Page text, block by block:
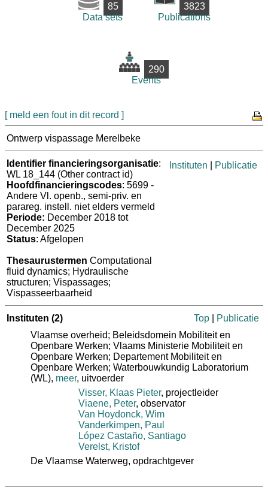
85
Data sets
3823
Publications
290
Events
[ meld een fout in dit record ]
Ontwerp vispassage Merelbeke
Identifier financieringsorganisatie:
WL 18_144 (Other contract id)
Hoofdfinancieringscodes: 5699 -
Andere Vl. openb., semi-priv. en
parareg. instell. niet elders vermeld
Periode: December 2018 tot
December 2025
Status: Afgelopen
Thesaurustermen Computational
fluid dynamics; Hydraulische
structuren; Vispassages;
Vispasseerbaarheid
Instituten Publicatie
Instituten (2) Top
Publicatie
Vlaamse overheid; Beleidsdomein Mobiliteit en
Openbare Werken; Vlaams Ministerie Mobiliteit en
Openbare Werken; Departement Mobiliteit en
Openbare Werken; Waterbouwkundig Laboratorium
(WL), meer, uitvoerder
Visser, Klaas Pieter, projectleider
Viaene, Peter, observator
Van Hoydonck, Wim
Vanderkimpen, Paul
López Castaño, Santiago
Verelst, Kristof
De Vlaamse Waterweg, opdrachtgever